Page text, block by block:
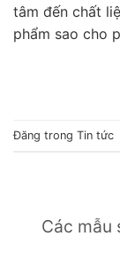
tâm đến chất
phẩm sao cho
Đăng trong Tin tức
Các mẫu